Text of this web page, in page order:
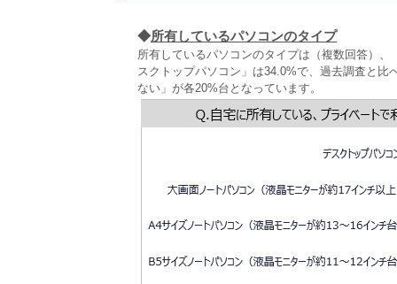
◆所有しているパソコンのタイプ
所有しているパソコンのタイプは（複数回答）
スクトップパソコン」は34.0%で、過去調査と
ない」が各20%台となっています。